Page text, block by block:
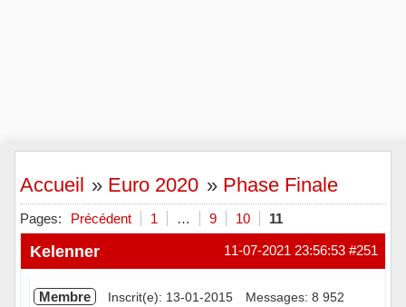
Accueil » Euro 2020 » Phase Finale
Pages: Précédent 1 … 9 10 11
#251
11-07-2021 23:56:53
Kelenner
Membre Inscrit(e): 13-01-2015 Messages: 8 952